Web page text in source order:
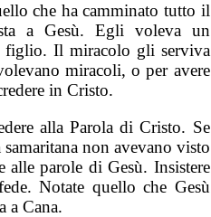
che ha camminato tutto il
a Gesù. Egli voleva un
figlio. Il miracolo gli serviva
miracoli, o per avere
in Cristo.
alla Parola di Cristo. Se
non avevano visto
alle parole di Gesù. Insistere
Notate quello che Gesù
a Cana.